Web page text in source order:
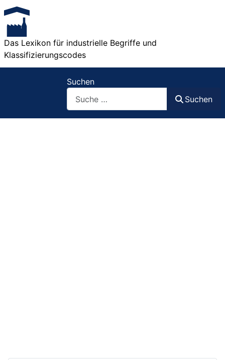
Das Lexikon für industrielle Begriffe und
Klassifizierungscodes
Suchen
Suchen